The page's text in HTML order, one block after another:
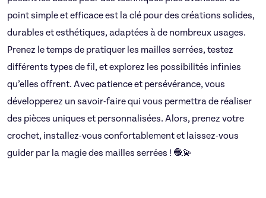
point simple et efficace est la clé pour des créations solides,
durables et esthétiques, adaptées à de nombreux usages.
Prenez le temps de pratiquer les mailles serrées, testez
différents types de fil, et explorez les possibilités infinies
qu’elles offrent. Avec patience et persévérance, vous
développerez un savoir-faire qui vous permettra de réaliser
des pièces uniques et personnalisées. Alors, prenez votre
crochet, installez-vous confortablement et laissez-vous
guider par la magie des mailles serrées ! 🧶💫